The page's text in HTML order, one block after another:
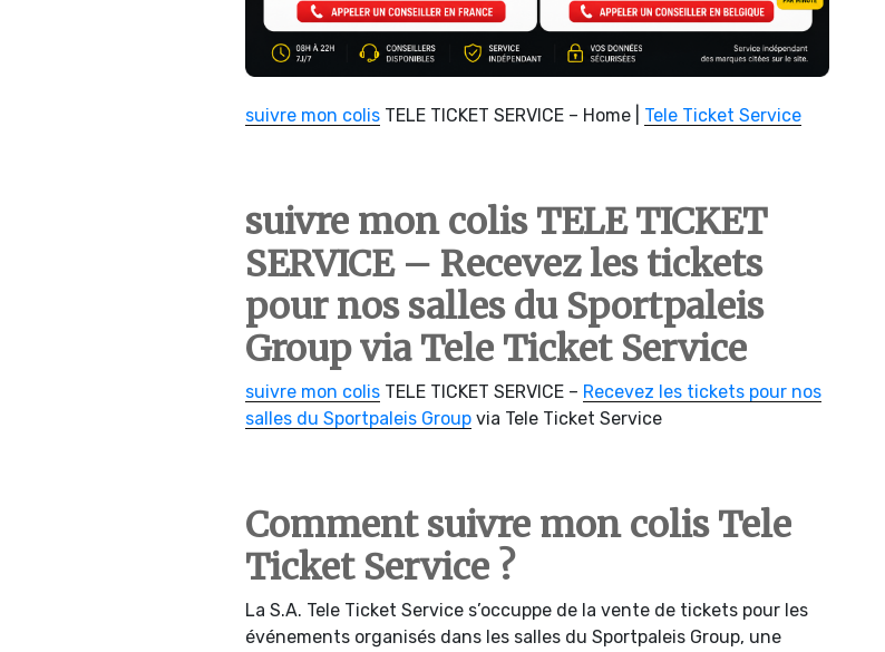
suivre mon colis TELE TICKET SERVICE – Home | Tele Ticket Service
suivre mon colis TELE TICKET
SERVICE – Recevez les tickets
pour nos salles du Sportpaleis
Group via Tele Ticket Service
suivre mon colis TELE TICKET SERVICE – Recevez les tickets pour nos
salles du Sportpaleis Group via Tele Ticket Service
Comment suivre mon colis Tele
Ticket Service ?
La S.A. Tele Ticket Service s’occuppe de la vente de tickets pour les
événements organisés dans les salles du Sportpaleis Group, une